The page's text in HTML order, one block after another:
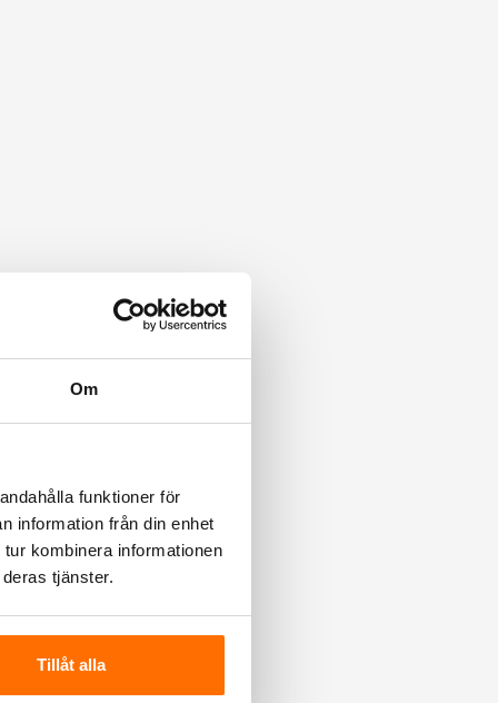
Om
funktioner för
information från din enhet
kombinera informationen
tjänster.
Tillåt alla